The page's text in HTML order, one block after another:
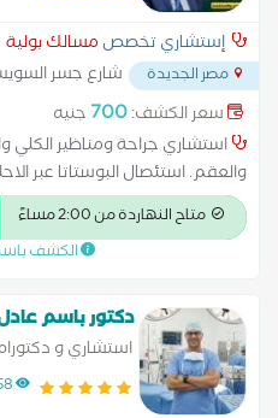
إستشاري تخصص مسالك بولية
مصر الجديدة شارع جسر
سعر الكشف:700 جنيه
استشاري جراحة ومناظير الكلي
والعقم. استئصال البوستاتا عبر
البول تفتيت الحصوات علاج
الحبل المنوي استئصال البروستاتا
متاح النهاردة من 2:00 مساءً
الكشف
دكتور باسم
استشاري و
والتناسلية و